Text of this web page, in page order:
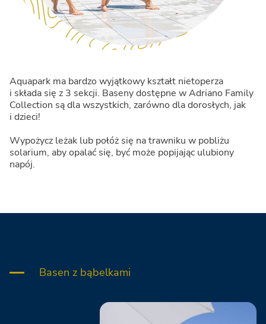
Aquapark ma bardzo wyjątkowy kształt nietoperza
i składa się z 3 sekcji. Baseny dostępne w Adriano Family
Collection są dla wszystkich, zarówno dla dorosłych, jak
i dzieci!
Wypożycz leżak lub połóż się na trawniku w pobliżu
solarium, aby opalać się, być może popijając ulubiony
napój.
Basen z bąbelkami